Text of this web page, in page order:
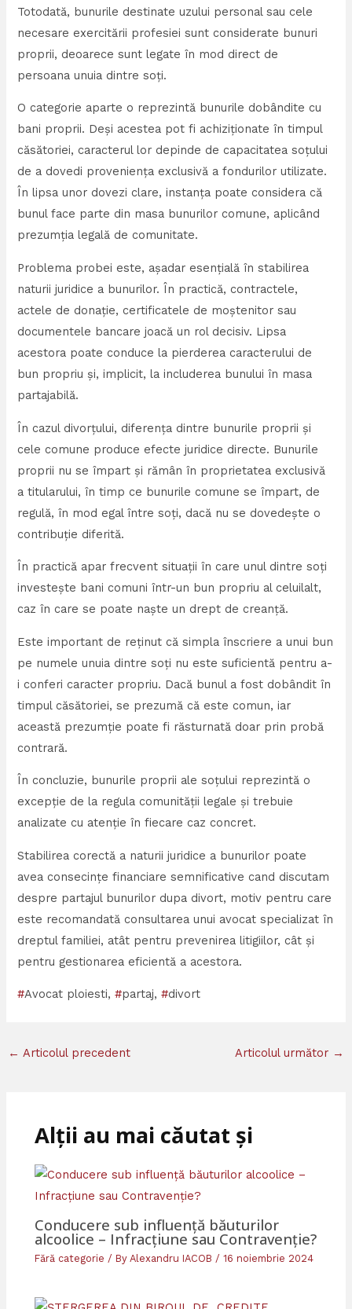
Totodată, bunurile destinate uzului personal sau cele
necesare exercitării profesiei sunt considerate bunuri
proprii, deoarece sunt legate în mod direct de
persoana unuia dintre soți.
O categorie aparte o reprezintă bunurile dobândite cu
bani proprii. Deși acestea pot fi achiziționate în timpul
căsătoriei, caracterul lor depinde de capacitatea soțului
de a dovedi proveniența exclusivă a fondurilor utilizate.
În lipsa unor dovezi clare, instanța poate considera că
bunul face parte din masa bunurilor comune, aplicând
prezumția legală de comunitate.
Problema probei este, așadar esențială în stabilirea
naturii juridice a bunurilor. În practică, contractele,
actele de donație, certificatele de moștenitor sau
documentele bancare joacă un rol decisiv. Lipsa
acestora poate conduce la pierderea caracterului de
bun propriu și, implicit, la includerea bunului în masa
partajabilă.
În cazul divorțului, diferența dintre bunurile proprii și
cele comune produce efecte juridice directe. Bunurile
proprii nu se împart și rămân în proprietatea exclusivă
a titularului, în timp ce bunurile comune se împart, de
regulă, în mod egal între soți, dacă nu se dovedește o
contribuție diferită.
În practică apar frecvent situații în care unul dintre soți
investește bani comuni într-un bun propriu al celuilalt,
caz în care se poate naște un drept de creanță.
Este important de reținut că simpla înscriere a unui bun
pe numele unuia dintre soți nu este suficientă pentru a-
i conferi caracter propriu. Dacă bunul a fost dobândit în
timpul căsătoriei, se prezumă că este comun, iar
această prezumție poate fi răsturnată doar prin probă
contrară.
În concluzie, bunurile proprii ale soțului reprezintă o
excepție de la regula comunității legale și trebuie
analizate cu atenție în fiecare caz concret.
Stabilirea corectă a naturii juridice a bunurilor poate
avea consecințe financiare semnificative cand discutam
despre partajul bunurilor dupa divort, motiv pentru care
este recomandată consultarea unui avocat specializat în
dreptul familiei, atât pentru prevenirea litigiilor, cât și
pentru gestionarea eficientă a acestora.
#Avocat ploiesti,#partaj,#divort
← Articolul precedent Articolul următor →
Alții au mai căutat și
Conducere sub influență băuturilor
alcoolice – Infracțiune sau Contravenție?
Fără categorie / ByAlexandru IACOB /16 noiembrie 2024